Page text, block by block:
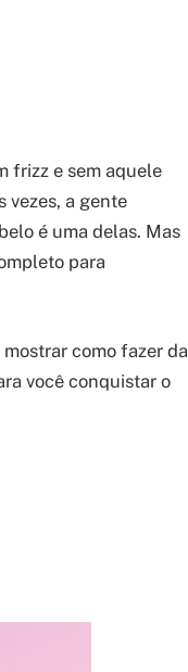
frizz e sem aquele
vezes, a gente
é uma delas. Mas
para
como fazer da
você conquistar o